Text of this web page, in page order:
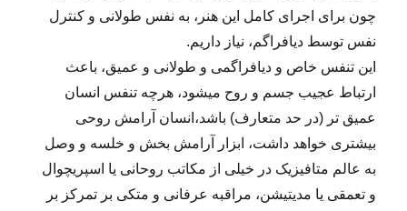
چون برای اجرای کامل این هنر، به نفس طولانی و کنترل
نفس توسط دیافراگم، نیاز داریم.
این تنفس خاص و دیافراگمی و طولانی و عمیق، باعث
ارتباط عجیب جسم و روح میشود، هرچه تنفس انسان
عمیق تر (در حد متعارف) باشد،انسان آرامش روحی
بیشتری خواهد داشت، ابزار آرامش بخش و خلسه و وصل
به عالم متافیزیک در خیلی از مکاتب روحانی یا اسپریچوال
و تعمقی یا مدیتیشن، مراقبه عرفانی و متکی بر تمرکز بر